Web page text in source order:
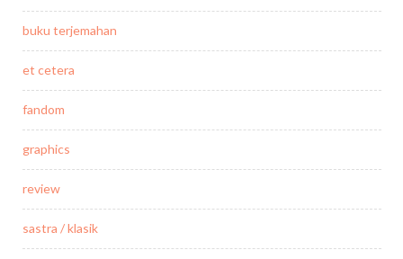
buku terjemahan
et cetera
fandom
graphics
review
sastra / klasik